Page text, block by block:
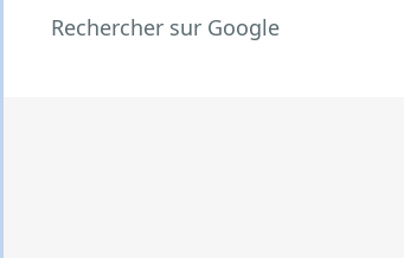
Rechercher sur Google